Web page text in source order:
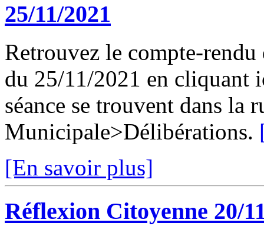
25/11/2021
Retrouvez le compte-
du 25/11/2021 en cliquant
séance se trouvent dans la
Municipale>Délibérations.
[En savoir plus]
Réflexion Citoyenne 20/